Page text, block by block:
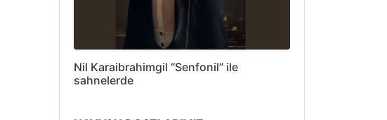
Nil Karaibrahimgil “Senfonil” ile
sahnelerde